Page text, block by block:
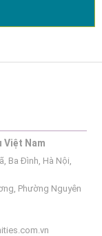
Việt Nam
Ba Đình, Hà Nội,
Phường Nguyên